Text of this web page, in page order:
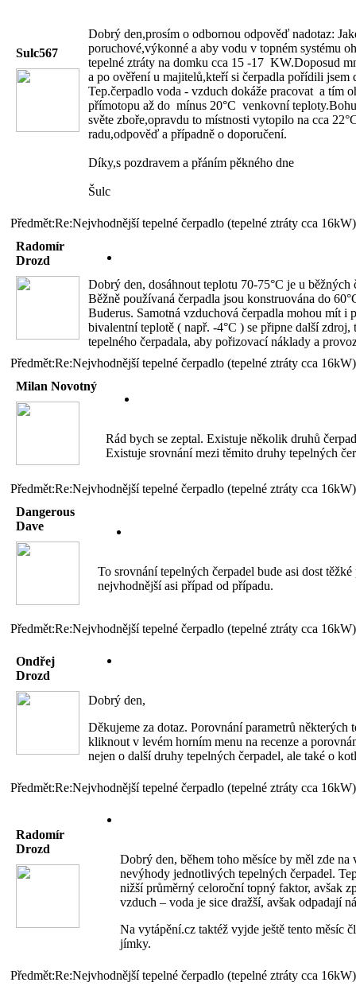
Sulc567
Dobrý den,prosím o odbornou odpověď nadotaz:
poruchové,výkonné a aby vodu v topném systému
tepelné ztráty na domku cca 15 -17 KW.Doposud
a po ověření u majitelů,kteří si čerpadla pořídili
Tep.čerpadlo voda - vzduch dokáže pracovat a tím
přímotopu až do mínus 20°C venkovní
světe zboře,opravdu to místnosti vytopilo na cca
radu,odpověď a případně o doporučení.
Díky,s pozdravem a přáním pěkného dne
Šulc
Předmět:Re:Nejvhodnější tepelné čerpadlo (tepelné ztráty cca
Radomír
Drozd
Dobrý den, dosáhnout teplotu 70-75°C je u
Běžně používaná čerpadla jsou konstruována do
Buderus. Samotná vzduchová čerpadla mohou mít
bivalentní teplotě ( např. -4°C ) se připne další
tepelného čerpadala, aby pořizovací náklady a
Předmět:Re:Nejvhodnější tepelné čerpadlo (tepelné ztráty cca
Milan Novotný
Rád bych se zeptal. Existuje několik druhů
Existuje srovnání mezi těmito druhy tepelných
Předmět:Re:Nejvhodnější tepelné čerpadlo (tepelné ztráty cca
Dangerous
Dave
To srovnání tepelných čerpadel bude asi dost
nejvhodnější asi případ od případu.
Předmět:Re:Nejvhodnější tepelné čerpadlo (tepelné ztráty cca
Ondřej
Drozd
Dobrý den,
Děkujeme za dotaz. Porovnání parametrů některých
kliknout v levém horním menu na recenze a
nejen o další druhy tepelných čerpadel, ale také o
Předmět:Re:Nejvhodnější tepelné čerpadlo (tepelné ztráty cca
Radomír
Drozd
Dobrý den, během toho měsíce by měl zde
nevýhody jednotlivých tepelných čerpadel.
nižší průměrný celoroční topný faktor, avšak
vzduch – voda je sice dražší, avšak odpadají
Na vytápění.cz taktéž vyjde ještě tento měsíc
jímky.
Předmět:Re:Nejvhodnější tepelné čerpadlo (tepelné ztráty cca